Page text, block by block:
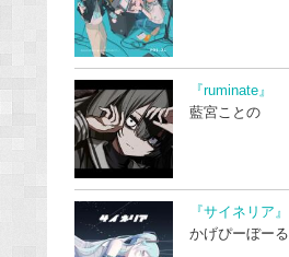
『ruminate』
藍宮ことの
『サイネリア』
かげぴーぼーる